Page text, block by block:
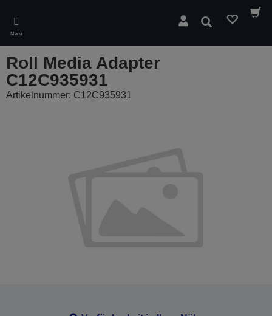
main
content
Menü
Suchen
Roll Media Adapter
C12C935931
Artikelnummer: C12C935931